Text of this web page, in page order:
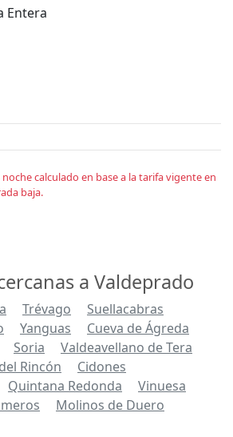
Entera
calculado en base a la tarifa vigente en
baja.
a Valdeprado
Trévago
Suellacabras
Yanguas
Cueva de Ágreda
Soria
Valdeavellano de Tera
Rincón
Cidones
Quintana Redonda
Vinuesa
Molinos de Duero